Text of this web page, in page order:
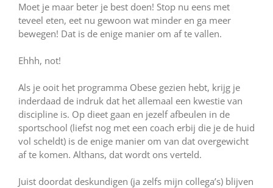
Moet je maar beter je best doen! Stop nu eens met
teveel eten, eet nu gewoon wat minder en ga meer
bewegen! Dat is de enige manier om af te vallen.
Ehhh, not!
Als je ooit het programma Obese gezien hebt, krijg je
inderdaad de indruk dat het allemaal een kwestie van
discipline is. Op dieet gaan en jezelf afbeulen in de
sportschool (liefst nog met een coach erbij die je de huid
vol scheldt) is de enige manier om van dat overgewicht
af te komen. Althans, dat wordt ons verteld.
Juist doordat deskundigen (ja zelfs mijn collega’s) blijven